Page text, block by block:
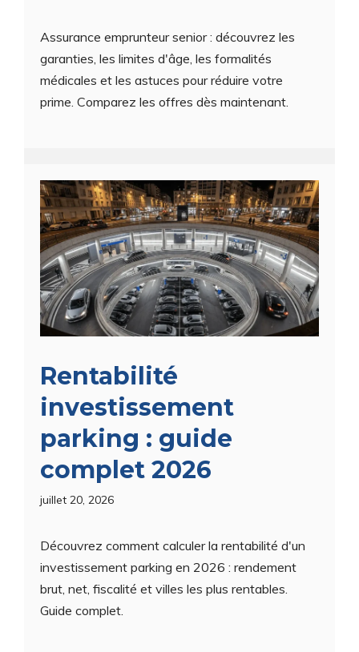
Assurance emprunteur senior : découvrez les
garanties, les limites d'âge, les formalités
médicales et les astuces pour réduire votre
prime. Comparez les offres dès maintenant.
Rentabilité
investissement
parking : guide
complet 2026
juillet 20, 2026
Découvrez comment calculer la rentabilité d'un
investissement parking en 2026 : rendement
brut, net, fiscalité et villes les plus rentables.
Guide complet.